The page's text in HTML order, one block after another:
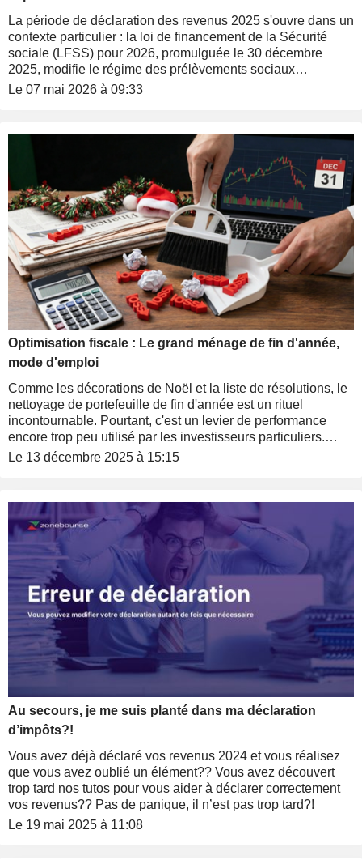
La période de déclaration des revenus 2025 s'ouvre dans un
contexte particulier : la loi de financement de la Sécurité
sociale (LFSS) pour 2026, promulguée le 30 décembre
2025, modifie le régime des prélèvements sociaux
applicables aux revenus du capital. Pour un investisseur
ceux qui ont cédé des titres en 2025.
Le 07 mai 2026 à 09:33
Optimisation fiscale : Le grand ménage de fin d'année,
mode d'emploi
Comme les décorations de Noël et la liste de résolutions, le
nettoyage de portefeuille de fin d'année est un rituel
incontournable. Pourtant, c'est un levier de performance
encore trop peu utilisé par les investisseurs particuliers.
Alors, avant d'attaquer la dinde, on sort la calculatrice et on
Le 13 décembre 2025 à 15:15
Au secours, je me suis planté dans ma déclaration
d’impôts?!
Vous avez déjà déclaré vos revenus 2024 et vous réalisez
que vous avez oublié un élément?? Vous avez découvert
trop tard nos tutos pour vous aider à déclarer correctement
vos revenus?? Pas de panique, il n’est pas trop tard?!
Le 19 mai 2025 à 11:08